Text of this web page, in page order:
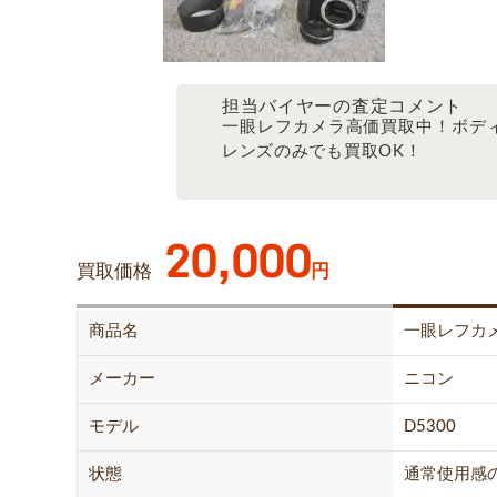
担当バイヤーの査定コメント
一眼レフカメラ高価買取中！ボデ
レンズのみでも買取OK！
買取価格 20,000円
商品名 一眼レフカ
メーカー ニコン
モデル D5300
状態 通常使用感